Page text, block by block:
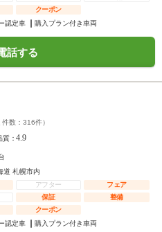
クーポン
認定車 購入プラン付き車両
話する
件数： 316件）
質：4.9
道 札幌市内
アフター
フェア
保証
整備
クーポン
認定車 購入プラン付き車両